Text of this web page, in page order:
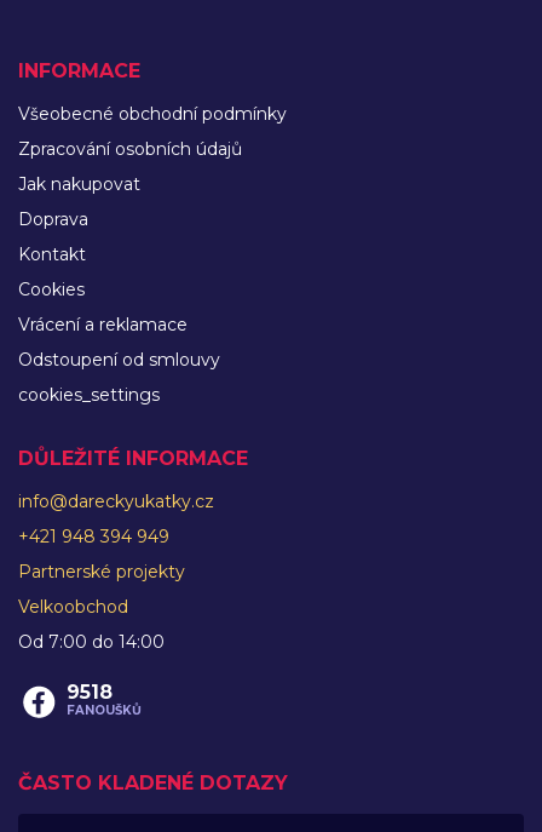
INFORMACE
Všeobecné obchodní podmínky
Zpracování osobních údajů
Jak nakupovat
Doprava
Kontakt
Cookies
Vrácení a reklamace
Odstoupení od smlouvy
cookies_settings
DŮLEŽITÉ INFORMACE
info@dareckyukatky.cz
+421 948 394 949
Partnerské projekty
Velkoobchod
Od 7:00 do 14:00
9518
FANOUŠKŮ
ČASTO KLADENÉ DOTAZY